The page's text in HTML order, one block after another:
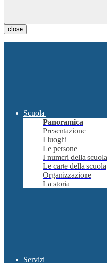
close
Scuola
Panoramica
Presentazione
I luoghi
Le persone
I numeri della scuola
Le carte della scuola
Organizzazione
La storia
Servizi